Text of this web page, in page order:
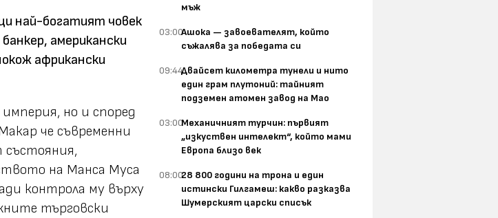
най-богатият човек
американски
африкански
но и според
че съвременни
на Манса Муса
контрола му върху
търговски
мъж
03:00Ашока — завоевателят, който
съжалява за победата си
09:44Двайсет километра тунели и нито
един грам плутоний: тайният
подземен атомен завод на Мао
03:00Механичният турчин: първият
„изкуствен интелект“, който мами
Европа близо век
08:0028 800 години на трона и един
истински Гилгамеш: какво разказва
Шумерският царски списък